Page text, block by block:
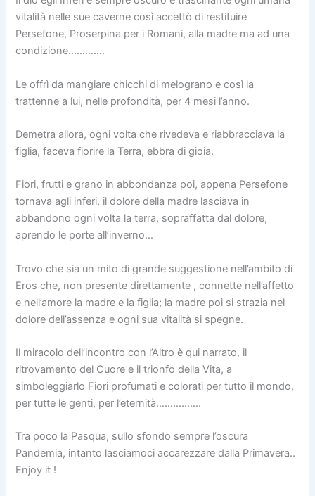
vitalità nelle sue caverne così accettò di restituire
Persefone, Proserpina per i Romani, alla madre ma ad una
condizione………….
Le offrì da mangiare chicchi di melograno e così la
trattenne a lui, nelle profondità, per 4 mesi l’anno.
Demetra allora, ogni volta che rivedeva e riabbracciava la
figlia, faceva fiorire la Terra, ebbra di gioia.
Fiori, frutti e grano in abbondanza poi, appena Persefone
tornava agli inferi, il dolore della madre lasciava in
abbandono ogni volta la terra, sopraffatta dal dolore,
aprendo le porte all’inverno…
Trovo che sia un mito di grande suggestione nell’ambito di
Eros che, non presente direttamente , connette nell’affetto
e nell’amore la madre e la figlia; la madre poi si strazia nel
dolore dell’assenza e ogni sua vitalità si spegne.
Il miracolo dell’incontro con l’Altro è qui narrato, il
ritrovamento del Cuore e il trionfo della Vita, a
simboleggiarlo Fiori profumati e colorati per tutto il mondo,
per tutte le genti, per l’eternità…………….
Tra poco la Pasqua, sullo sfondo sempre l’oscura
Pandemia, intanto lasciamoci accarezzare dalla Primavera..
Enjoy it !